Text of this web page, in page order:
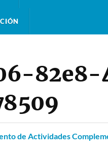
de Actividades